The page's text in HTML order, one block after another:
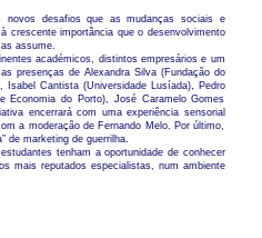
desafios que as mudanças sociais e
crescente importância que o desenvolvimento
assume.
académicos, distintos empresários e um
presenças de Alexandra Silva (Fundação do
Isabel Cantista (Universidade Lusíada), Pedro
Economia do Porto), José Caramelo Gomes
encerrará com uma experiência sensorial
a moderação de Fernando Melo. Por último,
de marketing de guerrilha.
tenham a oportunidade de conhecer
mais reputados especialistas, num ambiente